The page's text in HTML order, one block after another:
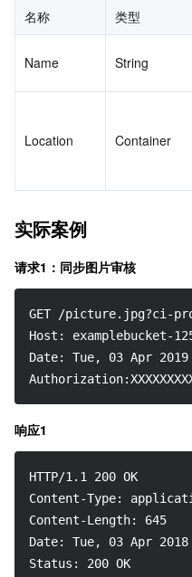
名称 类型
Name String
Location Container
实际案例
请求1：同步图片审核
GET /picture.jpg?ci-
Host: examplebucket-
Date: Tue, 03 Apr 2019
响应1
HTTP/1.1 200 OK
Content-Type:
Content-Length: 645
Date: Tue, 03 Apr 2018
Status: 200 OK